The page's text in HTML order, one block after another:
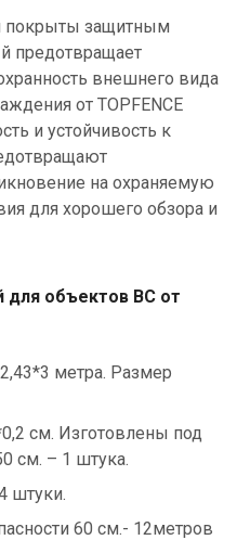
покрыты защитным
предотвращает
внешнего вида
от TOPFENCE
и устойчивость к
на охраняемую
для хорошего обзора и
для объектов ВС от
2,43*3 метра. Размер
см. Изготовлены под
см. – 1 штука.
штуки.
60 см.- 12метров